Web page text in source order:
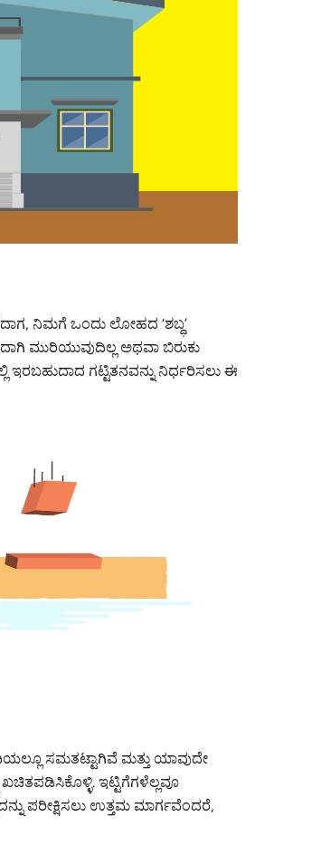
ನಿಮಗೆ ಒಂದು ಲೋಹದ ‘ಶಬ್ಧ’
ಮುರಿಯುವುದಿಲ್ಲ ಅಥವಾ ಬಿರುಕು
ಗಟ್ಟಿತನವನ್ನು ನಿರ್ಧರಿಸಲು ಈ
ಸಮತಟ್ಟಾಗಿವೆ ಮತ್ತು ಯಾವುದೇ
ಖಚಿತಪಡಿಸಿಕೊಳ್ಳಿ. ಇಟ್ಟಿಗೆಗಳೆಲ್ಲವೂ
ಪರೀಕ್ಷಿಸಲು ಉತ್ತಮ ಮಾರ್ಗವೆಂದರೆ,